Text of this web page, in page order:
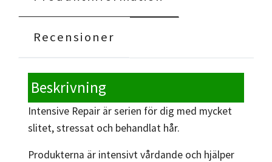
Recensioner
Beskrivning
Intensive Repair är serien för dig med mycket
slitet, stressat och behandlat hår.
Produkterna är intensivt vårdande och hjälper